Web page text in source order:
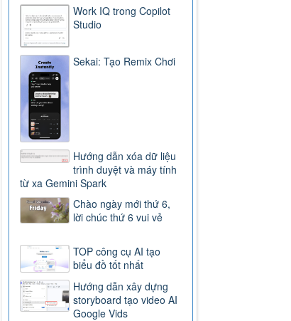
Work IQ trong Copilot
Studio
Sekai: Tạo Remix Chơi
Hướng dẫn xóa dữ liệu
trình duyệt và máy tính
từ xa Gemini Spark
Chào ngày mới thứ 6,
lời chúc thứ 6 vui vẻ
TOP công cụ AI tạo
biểu đồ tốt nhất
Hướng dẫn xây dựng
storyboard tạo video AI
Google Vids